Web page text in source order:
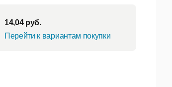
14,04руб.
Перейти к вариантам покупки